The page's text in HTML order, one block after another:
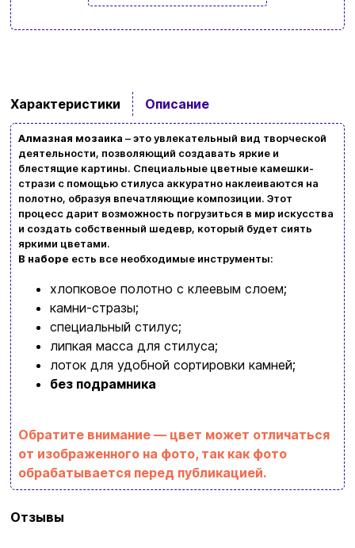
Характеристики Описание
Алмазная мозаика – это увлекательный вид творческой
деятельности, позволяющий создавать яркие и
блестящие картины. Специальные цветные камешки-
стрази с помощью стилуса аккуратно наклеиваются на
полотно, образуя впечатляющие композиции. Этот
процесс дарит возможность погрузиться в мир искусства
и создать собственный шедевр, который будет сиять
яркими цветами.
В наборе есть все необходимые инструменты:
хлопковое полотно с клеевым слоем;
камни-стразы;
специальный стилус;
липкая масса для стилуса;
лоток для удобной сортировки камней;
без подрамника
Обратите внимание — цвет может отличаться
от изображенного на фото, так как фото
обрабатывается перед публикацией.
Отзывы
Бренды
Доставка и оплата
Новости и статьи
Возврат и обмен товаров
Политика конфиденциальности
Контакты
+380996393746
+380634324164
kubix.boardgames@gmail.com
Язык сайта:
UAㅤ RU
Ваша корзина сейчас пуста
вы обязательно найдете что-нибудь
интересное